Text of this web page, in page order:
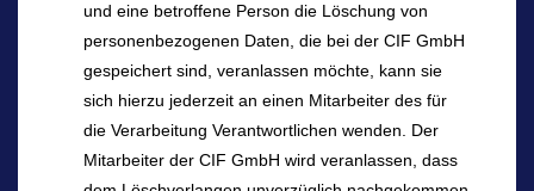
und eine betroffene Person die Löschung von
personenbezogenen Daten, die bei der CIF GmbH
gespeichert sind, veranlassen möchte, kann sie
sich hierzu jederzeit an einen Mitarbeiter des für
die Verarbeitung Verantwortlichen wenden. Der
Mitarbeiter der CIF GmbH wird veranlassen, dass